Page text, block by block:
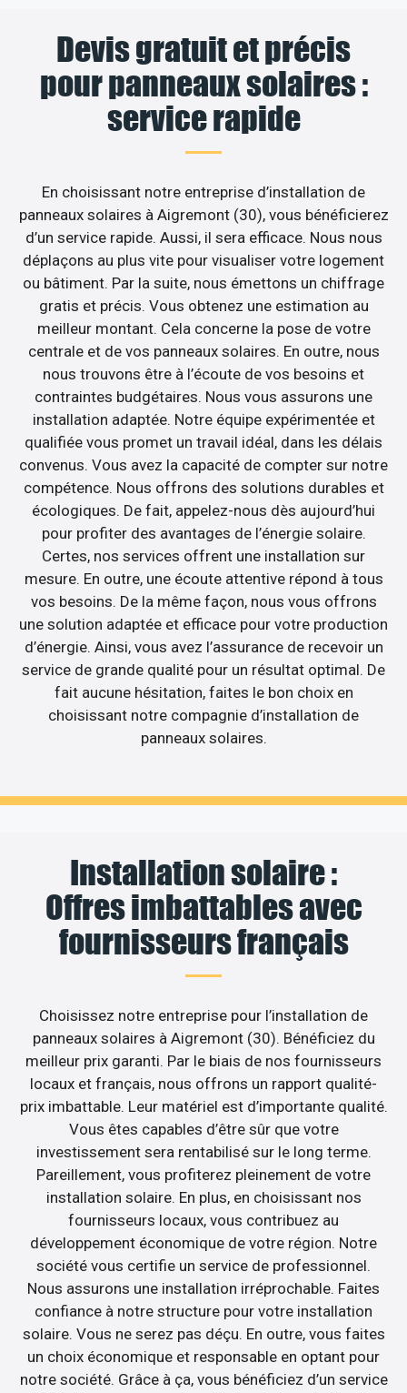
Devis gratuit et précis
pour panneaux solaires :
service rapide
En choisissant notre entreprise d’installation de
panneaux solaires à Aigremont (30), vous bénéficierez
d’un service rapide. Aussi, il sera efficace. Nous nous
déplaçons au plus vite pour visualiser votre logement
ou bâtiment. Par la suite, nous émettons un chiffrage
gratis et précis. Vous obtenez une estimation au
meilleur montant. Cela concerne la pose de votre
centrale et de vos panneaux solaires. En outre, nous
nous trouvons être à l’écoute de vos besoins et
contraintes budgétaires. Nous vous assurons une
installation adaptée. Notre équipe expérimentée et
qualifiée vous promet un travail idéal, dans les délais
convenus. Vous avez la capacité de compter sur notre
compétence. Nous offrons des solutions durables et
écologiques. De fait, appelez-nous dès aujourd’hui
pour profiter des avantages de l’énergie solaire.
Certes, nos services offrent une installation sur
mesure. En outre, une écoute attentive répond à tous
vos besoins. De la même façon, nous vous offrons
une solution adaptée et efficace pour votre production
d’énergie. Ainsi, vous avez l’assurance de recevoir un
service de grande qualité pour un résultat optimal. De
fait aucune hésitation, faites le bon choix en
choisissant notre compagnie d’installation de
panneaux solaires.
Installation solaire :
Offres imbattables avec
fournisseurs français
Choisissez notre entreprise pour l’installation de
panneaux solaires à Aigremont (30). Bénéficiez du
meilleur prix garanti. Par le biais de nos fournisseurs
locaux et français, nous offrons un rapport qualité-
prix imbattable. Leur matériel est d’importante qualité.
Vous êtes capables d’être sûr que votre
investissement sera rentabilisé sur le long terme.
Pareillement, vous profiterez pleinement de votre
installation solaire. En plus, en choisissant nos
fournisseurs locaux, vous contribuez au
développement économique de votre région. Notre
société vous certifie un service de professionnel.
Nous assurons une installation irréprochable. Faites
confiance à notre structure pour votre installation
solaire. Vous ne serez pas déçu. En outre, vous faites
un choix économique et responsable en optant pour
notre société. Grâce à ça, vous bénéficiez d’un service